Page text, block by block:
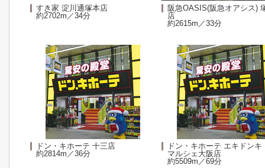
すき家 淀川通塚本店
約2702m／34分
阪急OASIS(阪急オアシス)
店
約2615m／33分
ドン・キホーテ 十三店
約2814m／36分
ドン・キホーテ エキドンキ
マルシェ大阪店
約5509m／69分